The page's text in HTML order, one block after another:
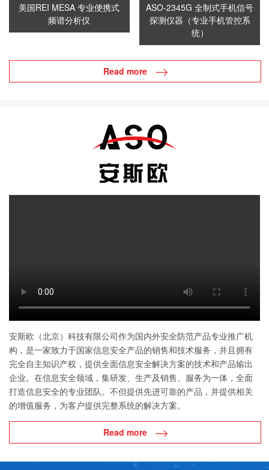
美国REI MESA 专业便携式
频谱分析仪
ASO-2345G 全制式手机信号
探测仪器（专业手机管控系
统）
Read more
安斯欧（北京）科技有限公司作为国内外安全防范产品专业推广机
构，是一家致力于国家信息安全产品的销售和技术服务，并且拥有
完全自主知识产权，提供全面信息安全解决方案的技术和产品输出
企业。在信息安全领域，集研发、生产及销售、服务为一体，全面
打造信息安全的专业团队。不但提供先进可靠的产品，并提供相关
的增值服务，为客户提供完整系统的解决方案。
Read more